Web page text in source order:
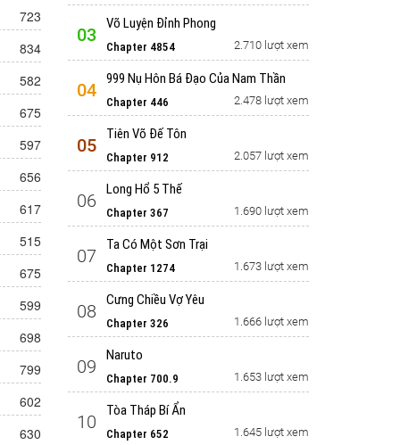
723
834
582
675
597
656
617
515
675
599
698
799
602
630
03
Võ Luyện Đỉnh Phong
Chapter 4854 2.710 lượt xem
04
999 Nụ Hôn Bá Đạo Của Nam Thần
Chapter 446 2.478 lượt xem
05
Tiên Võ Đế Tôn
Chapter 912 2.057 lượt xem
06
Long Hổ 5 Thế
Chapter 367 1.690 lượt xem
07
Ta Có Một Sơn Trại
Chapter 1274 1.673 lượt xem
08
Cưng Chiều Vợ Yêu
Chapter 326 1.666 lượt xem
09
Naruto
Chapter 700.9 1.653 lượt xem
10
Tòa Tháp Bí Ẩn
Chapter 652 1.645 lượt xem